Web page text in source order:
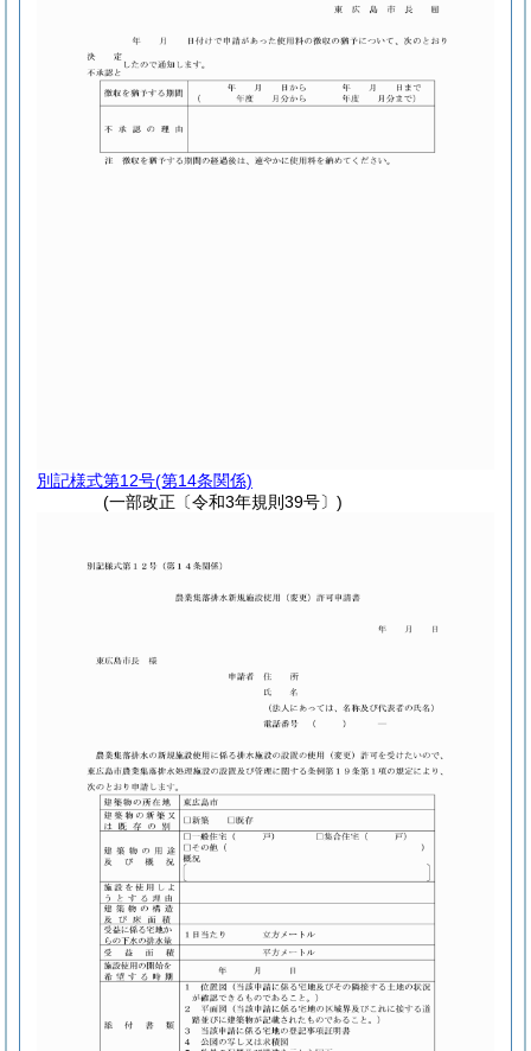
別記様式第12号(第14条関係)
(一部改正〔令和3年規則39号〕)